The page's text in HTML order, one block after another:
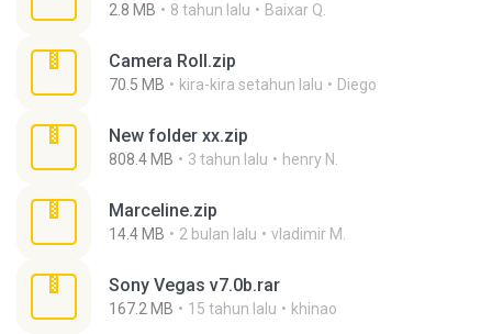
2.8 MB 8 tahun lalu Baixar Q.
Camera Roll.zip
70.5 MB kira-kira setahun lalu Diego
New folder xx.zip
808.4 MB 3 tahun lalu henry N.
Marceline.zip
14.4 MB 2 bulan lalu vladimir M.
Sony Vegas v7.0b.rar
167.2 MB 15 tahun lalu khinao